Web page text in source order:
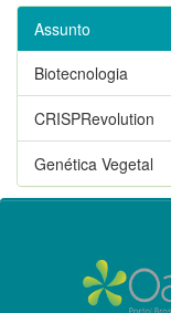
Assunto
Biotecnologia
CRISPRevolution
Genética Vegetal